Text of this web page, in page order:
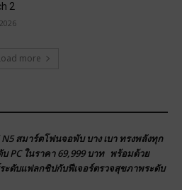
2
more
N5 สมาร์ตโฟนจอพับ บาง เบา ทรงพลังทุก
PC ในราคา 69,999 บาท พร้อมด้วย
ะดับแฟลกชิปกับฟีเจอร์ตรวจสุขภาพระดับ